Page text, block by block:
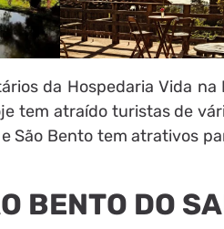
da Hospedaria Vida na
tem atraído turistas de
São Bento tem atrativos
BENTO DO